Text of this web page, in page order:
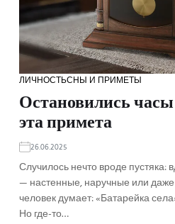
ЛИЧНОСТЬСНЫ И ПРИМЕТЫ
Остановились
эта примета
26.06.2025
Случилось нечто вроде пустяка:
— настенные, наручные или
человек думает: «Батарейка
Но где-то…